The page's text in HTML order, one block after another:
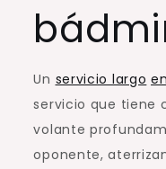
Un servicio largo
servicio que tiene
volante
oponente,